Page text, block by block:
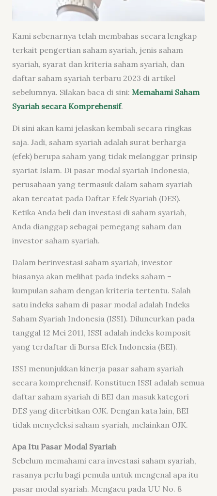
Kami sebenarnya telah membahas secara lengkap
terkait pengertian saham syariah, jenis saham
syariah, syarat dan kriteria saham syariah, dan
daftar saham syariah terbaru 2023 di artikel
sebelumnya. Silakan baca di sini: Memahami Saham
Syariah secara Komprehensif.
Di sini akan kami jelaskan kembali secara ringkas
saja. Jadi, saham syariah adalah surat berharga
(efek) berupa saham yang tidak melanggar prinsip
syariat Islam. Di pasar modal syariah Indonesia,
perusahaan yang termasuk dalam saham syariah
akan tercatat pada Daftar Efek Syariah (DES).
Ketika Anda beli dan investasi di saham syariah,
Anda dianggap sebagai pemegang saham dan
investor saham syariah.
Dalam berinvestasi saham syariah, investor
biasanya akan melihat pada indeks saham –
kumpulan saham dengan kriteria tertentu. Salah
satu indeks saham di pasar modal adalah Indeks
Saham Syariah Indonesia (ISSI). Diluncurkan pada
tanggal 12 Mei 2011, ISSI adalah indeks komposit
yang terdaftar di Bursa Efek Indonesia (BEI).
ISSI menunjukkan kinerja pasar saham syariah
secara komprehensif. Konstituen ISSI adalah semua
daftar saham syariah di BEI dan masuk kategori
DES yang diterbitkan OJK. Dengan kata lain, BEI
tidak menyeleksi saham syariah, melainkan OJK.
Apa Itu Pasar Modal Syariah
Sebelum memahami cara investasi saham syariah,
rasanya perlu bagi pemula untuk mengenal apa itu
pasar modal syariah. Mengacu pada UU No. 8